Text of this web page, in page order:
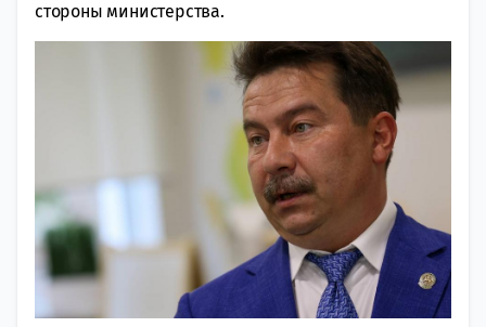
стороны министерства.